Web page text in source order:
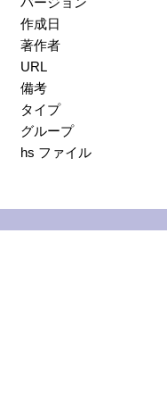
作成日
著作者
URL
備考
タイプ
グループ
hs ファイル